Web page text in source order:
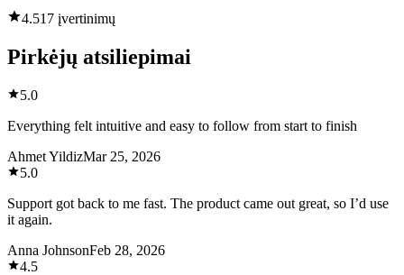
4.517 įvertinimų
Pirkėjų atsiliepimai
5.0
Everything felt intuitive and easy to follow from start to finish
Ahmet YildizMar 25, 2026
5.0
Support got back to me fast. The product came out great, so I’d use
it again.
Anna JohnsonFeb 28, 2026
4.5